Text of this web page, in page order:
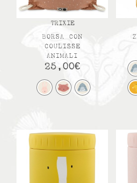
TRIXIE
BORSA CON
COULISSE
ANIMALI
25,00€